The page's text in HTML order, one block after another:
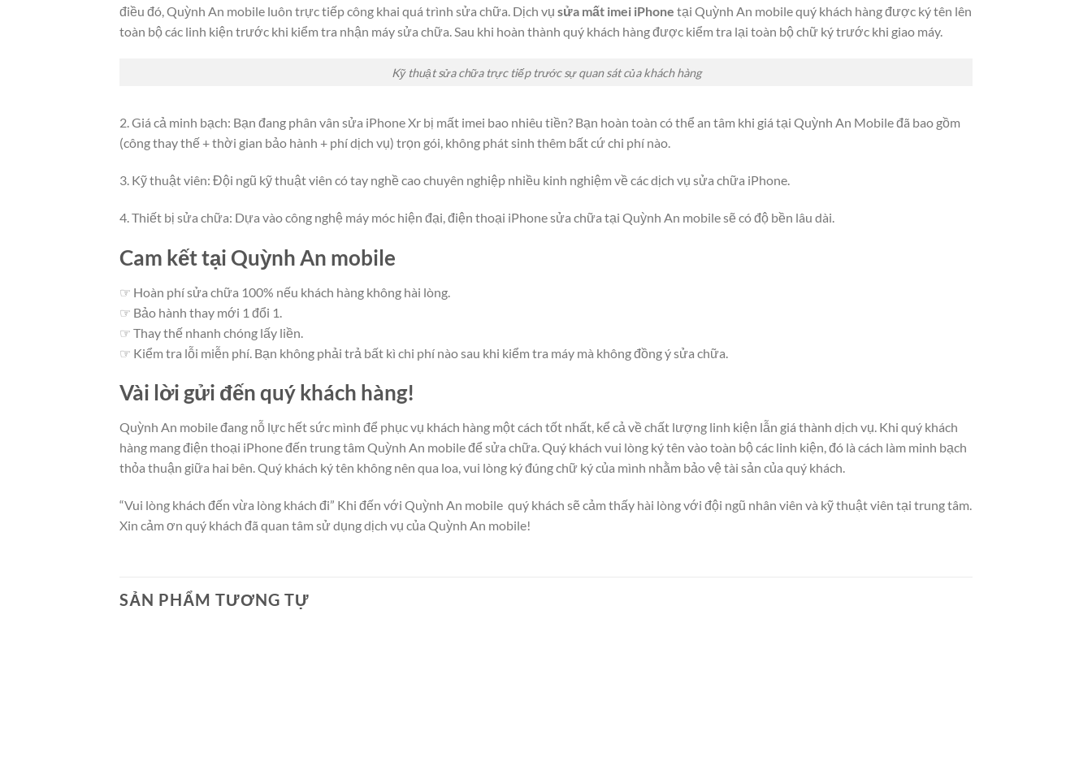
điều đó, Quỳnh An mobile luôn trực tiếp công khai quá trình sửa chữa. Dịch vụ sửa mất imei iPhone tại Quỳnh An mobile quý khách hàng được ký tên lên
toàn bộ các linh kiện trước khi kiểm tra nhận máy sửa chữa. Sau khi hoàn thành quý khách hàng được kiểm tra lại toàn bộ chữ ký trước khi giao máy.
Kỹ thuật sửa chữa trực tiếp trước sự quan sát của khách hàng
2. Giá cả minh bạch: Bạn đang phân vân sửa iPhone Xr bị mất imei bao nhiêu tiền? Bạn hoàn toàn có thể an tâm khi giá tại Quỳnh An Mobile đã bao gồm
(công thay thế + thời gian bảo hành + phí dịch vụ) trọn gói, không phát sinh thêm bất cứ chi phí nào.
3. Kỹ thuật viên: Đội ngũ kỹ thuật viên có tay nghề cao chuyên nghiệp nhiều kinh nghiệm về các dịch vụ sửa chữa iPhone.
4. Thiết bị sửa chữa: Dựa vào công nghệ máy móc hiện đại, điện thoại iPhone sửa chữa tại Quỳnh An mobile sẽ có độ bền lâu dài.
Cam kết tại Quỳnh An mobile
☞ Hoàn phí sửa chữa 100% nếu khách hàng không hài lòng.
☞ Bảo hành thay mới 1 đổi 1.
☞ Thay thế nhanh chóng lấy liền.
☞ Kiểm tra lỗi miễn phí. Bạn không phải trả bất kì chi phí nào sau khi kiểm tra máy mà không đồng ý sửa chữa.
Vài lời gửi đến quý khách hàng!
Quỳnh An mobile đang nỗ lực hết sức mình để phục vụ khách hàng một cách tốt nhất, kể cả về chất lượng linh kiện lẫn giá thành dịch vụ. Khi quý khách
hàng mang điện thoại iPhone đến trung tâm Quỳnh An mobile để sửa chữa. Quý khách vui lòng ký tên vào toàn bộ các linh kiện, đó là cách làm minh bạch
thỏa thuận giữa hai bên. Quý khách ký tên không nên qua loa, vui lòng ký đúng chữ ký của mình nhằm bảo vệ tài sản của quý khách.
“Vui lòng khách đến vừa lòng khách đi” Khi đến với Quỳnh An mobile quý khách sẽ cảm thấy hài lòng với đội ngũ nhân viên và kỹ thuật viên tại trung tâm.
Xin cảm ơn quý khách đã quan tâm sử dụng dịch vụ của Quỳnh An mobile!
SẢN PHẨM TƯƠNG TỰ